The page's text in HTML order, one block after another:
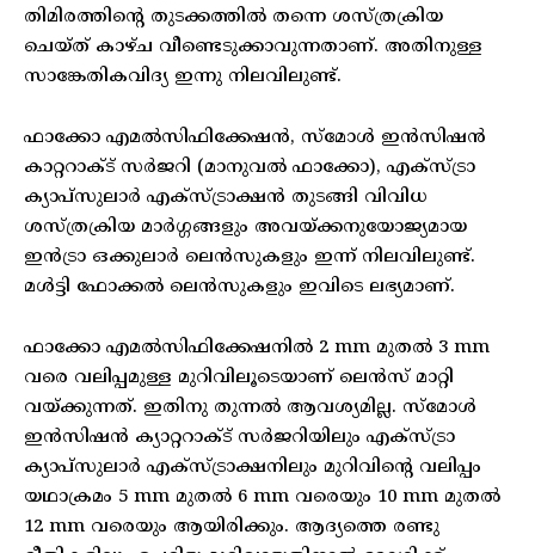
തിമിരത്തിന്റെ തുടക്കത്തില്‍ തന്നെ ശസ്ത്രക്രിയ
ചെയ്ത് കാഴ്ച വീണ്ടെടുക്കാവുന്നതാണ്. അതിനുള്ള
സാങ്കേതികവിദ്യ ഇന്നു നിലവിലുണ്ട്.
ഫാക്കോ എമല്‍സിഫിക്കേഷന്‍, സ്മോള്‍ ഇന്‍സിഷന്‍
കാറ്ററാക്ട് സര്‍ജറി (മാനുവല്‍ ഫാക്കോ), എക്സ്ട്രാ
ക്യാപ്സുലാര്‍ എക്സ്ട്രാക്ഷന്‍ തുടങ്ങി വിവിധ
ശസ്ത്രക്രിയ മാര്‍ഗ്ഗങ്ങളും അവയ്ക്കനുയോജ്യമായ
ഇന്‍ട്രാ ഒക്കുലാര്‍ ലെന്‍സുകളും ഇന്ന് നിലവിലുണ്ട്.
മള്‍ട്ടി ഫോക്കല്‍ ലെന്‍സുകളും ഇവിടെ ലഭ്യമാണ്.
ഫാക്കോ എമല്‍സിഫിക്കേഷനില്‍ 2 mm മുതല്‍ 3 mm
വരെ വലിപ്പമുള്ള മുറിവിലൂടെയാണ് ലെന്‍സ് മാറ്റി
വയ്ക്കുന്നത്. ഇതിനു തുന്നല്‍ ആവശ്യമില്ല. സ്മോള്‍
ഇന്‍സിഷന്‍ ക്യാറ്ററാക്ട് സര്‍ജറിയിലും എക്സ്ട്രാ
ക്യാപ്സുലാര്‍ എക്സ്ട്രാക്ഷനിലും മുറിവിന്റെ വലിപ്പം
യഥാക്രമം 5 mm മുതല്‍ 6 mm വരെയും 10 mm മുതല്‍
12 mm വരെയും ആയിരിക്കും. ആദ്യത്തെ രണ്ടു